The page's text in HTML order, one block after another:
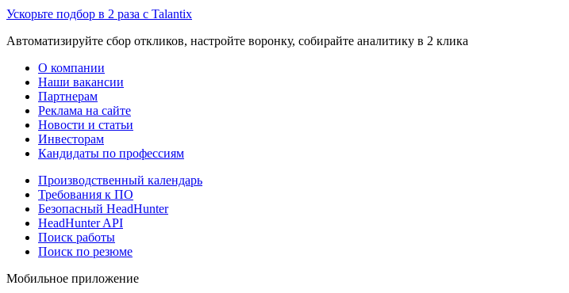
Ускорьте подбор в 2 раза с Talantix
Автоматизируйте сбор откликов, настройте воронку, собирайте аналитику в 2 клика
О компании
Наши вакансии
Партнерам
Реклама на сайте
Новости и статьи
Инвесторам
Кандидаты по профессиям
Производственный календарь
Требования к ПО
Безопасный HeadHunter
HeadHunter API
Поиск работы
Поиск по резюме
Мобильное приложение